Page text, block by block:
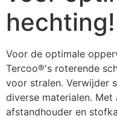
hechting!
Voor de optimale
Tercoo®'s roterende
voor stralen. Verwijder
diverse materialen. Met
afstandhouder en